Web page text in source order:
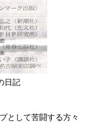
日記
として苦闘する方々